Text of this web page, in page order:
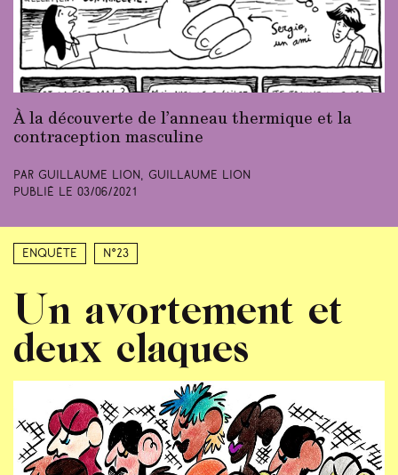
À la découverte de l’anneau thermique et la
contraception masculine
Par Guillaume Lion, Guillaume Lion
Publié le 03/06/2021
Enquête N°23
Un avortement et
deux claques